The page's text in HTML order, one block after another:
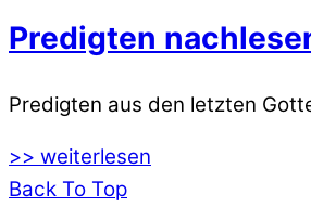
Predigten
Predigten aus den letzten
>> weiterlesen
Back To Top